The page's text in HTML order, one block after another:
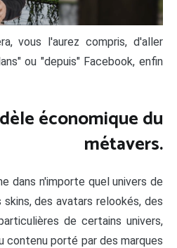
vous l'aurez compris, d'aller
ou "depuis" Facebook, enfin
économique du
métavers.
dans n'importe quel univers de
des avatars relookés, des
de certains univers,
contenu porté par des marques